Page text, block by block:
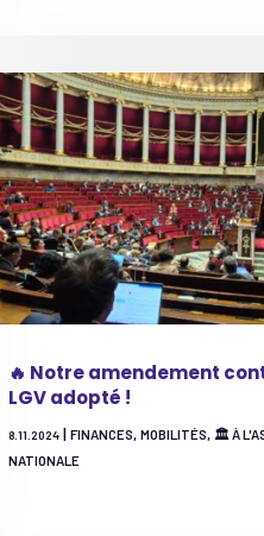
🔥 Notre amendement
LGV adopté !
8.11.2024| FINANCES, MOBILITÉS, 🏛 À
NATIONALE